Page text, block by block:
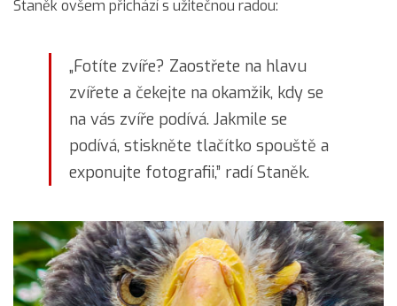
Staněk ovšem přichází s užitečnou radou:
„Fotíte zvíře? Zaostřete na hlavu
zvířete a čekejte na okamžik, kdy se
na vás zvíře podívá. Jakmile se
podívá, stiskněte tlačítko spouště a
exponujte fotografii,” radí Staněk.